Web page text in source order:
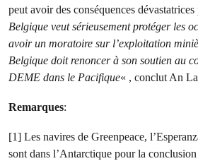
peut avoir des conséquences
Belgique veut sérieusement protéger les
avoir un moratoire sur l’exploitation
Belgique doit renoncer à son soutien au
DEME dans le Pacifique« , conclut An
Remarques:
[1] Les navires de Greenpeace,
sont dans l’Antarctique pour la